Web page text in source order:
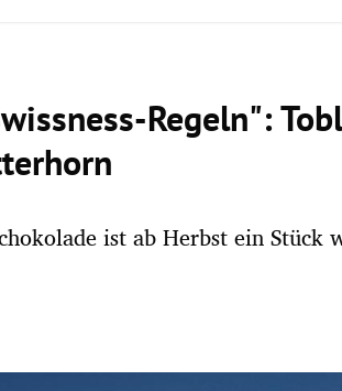
Regeln":
ist ab Herbst ein Stück